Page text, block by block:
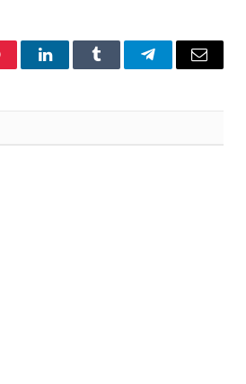
LinkedInTumblr TelegramEmail